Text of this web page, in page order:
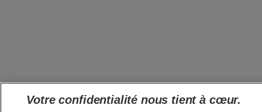
Votre confidentialité nous tient à cœur.